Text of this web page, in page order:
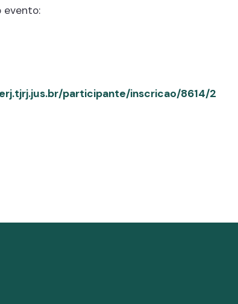
evento:
participante/inscricao/8614/2